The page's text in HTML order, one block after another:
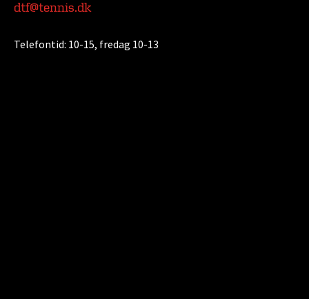
dtf@tennis.dk
Telefontid: 10-15, fredag 10-13